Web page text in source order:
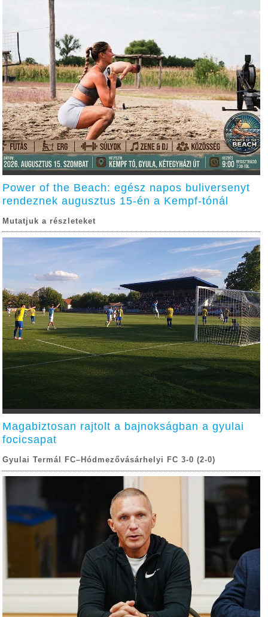
Power of the Beach: egész napos buliversenyt
rendeznek augusztus 15-én a Kempf-tónál
Mutatjuk a részleteket
Magabiztosan rajtolt a bajnokságban a gyulai
focicsapat
Gyulai Termál FC–Hódmezővásárhelyi FC 3-0 (2-0)